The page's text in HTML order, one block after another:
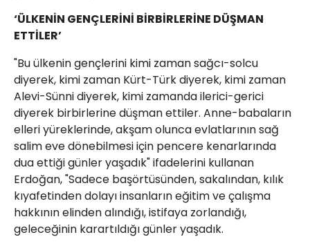
‘ÜLKENİN GENÇLERİNİ BİRBİRLERİNE DÜŞMAN
ETTİLER’
"Bu ülkenin gençlerini kimi zaman sağcı-solcu
diyerek, kimi zaman Kürt-Türk diyerek, kimi zaman
Alevi-Sünni diyerek, kimi zamanda ilerici-gerici
diyerek birbirlerine düşman ettiler. Anne-babaların
elleri yüreklerinde, akşam olunca evlatlarının sağ
salim eve dönebilmesi için pencere kenarlarında
dua ettiği günler yaşadık" ifadelerini kullanan
Erdoğan, "Sadece başörtüsünden, sakalından, kılık
kıyafetinden dolayı insanların eğitim ve çalışma
hakkının elinden alındığı, istifaya zorlandığı,
geleceğinin karartıldığı günler yaşadık.